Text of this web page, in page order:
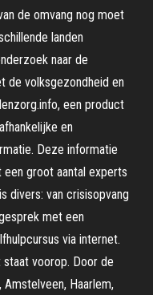
de omvang nog moet
landen
naar de
de volksgezondheid en
een product
en
Deze informatie
groot aantal experts
divers: van crisisopvang
met een
via internet.
voorop. Door de
Haarlem,